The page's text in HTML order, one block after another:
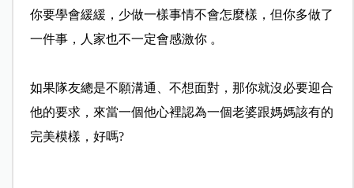
你要學會緩緩，少做一樣事情不會怎麼樣，但你多做了
一件事，人家也不一定會感激你 。
如果隊友總是不願溝通、不想面對，那你就沒必要迎合
他的要求，來當一個他心裡認為一個老婆跟媽媽該有的
完美模樣 ，好嗎?